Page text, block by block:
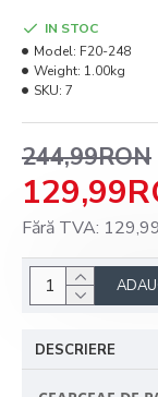
244,99RON
Fără TVA:
IN STOC
Model: F20-248
Weight: 1.00kg
SKU: 7
DESCRIERE